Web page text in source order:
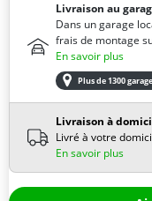
Livraison au
Dans un garage
frais de montage
En savoir plus
Plus de 1300
Livraison à
Livré à votre
En savoir plus